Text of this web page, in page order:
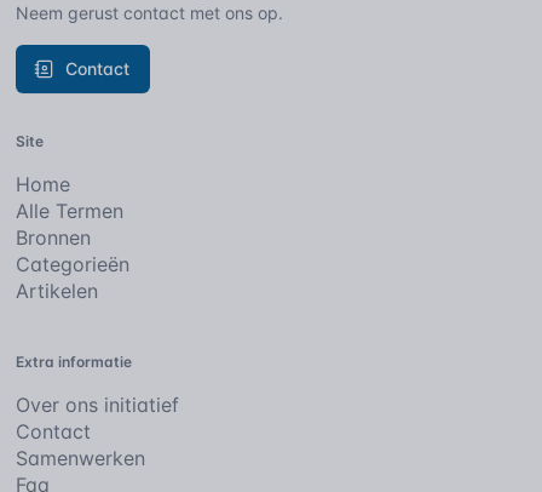
Neem gerust contact met ons op.
Contact
Site
Home
Alle Termen
Bronnen
Categorieën
Artikelen
Extra informatie
Over ons initiatief
Contact
Samenwerken
Faq